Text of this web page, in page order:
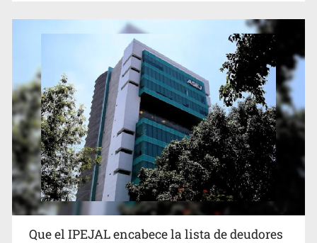
Que el IPEJAL encabece la lista de deudores